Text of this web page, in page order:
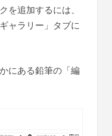
を追加するには、
ャラリー」タブに
にある鉛筆の「編